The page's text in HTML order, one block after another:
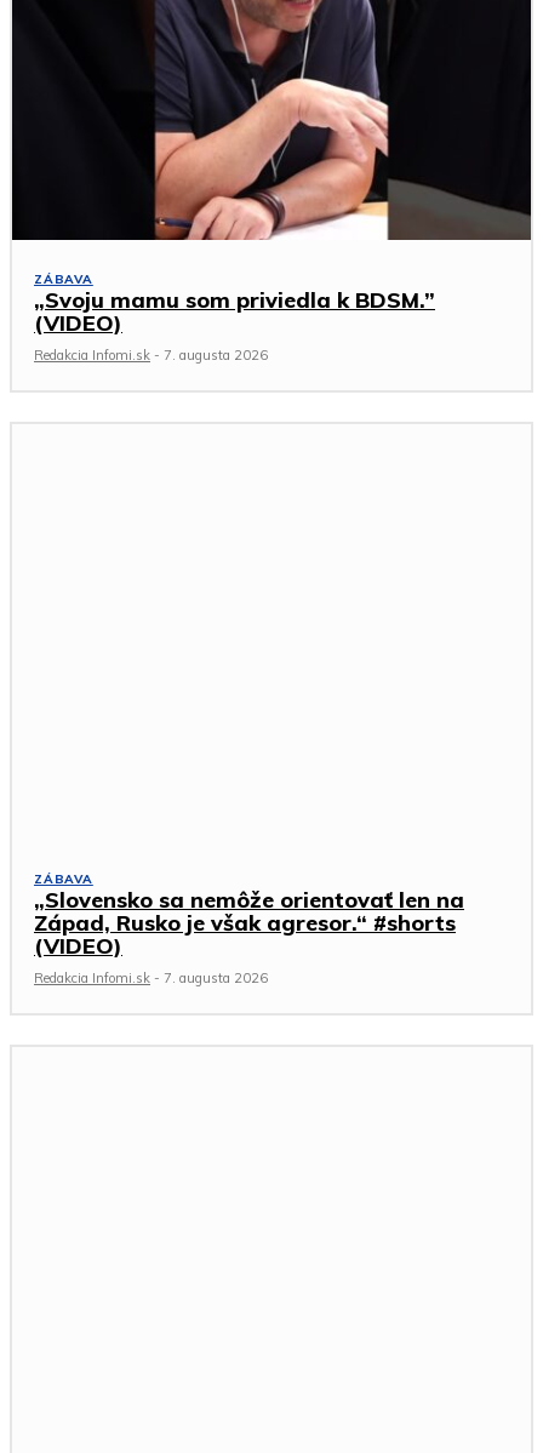
ZÁBAVA
„Svoju mamu som priviedla k BDSM.”
(VIDEO)
Redakcia Infomi.sk - 7. augusta 2026
ZÁBAVA
„Slovensko sa nemôže orientovať len na
Západ, Rusko je však agresor.“ #shorts
(VIDEO)
Redakcia Infomi.sk - 7. augusta 2026